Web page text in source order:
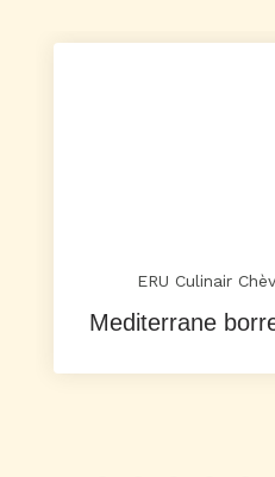
ERU Culinair
Mediterrane